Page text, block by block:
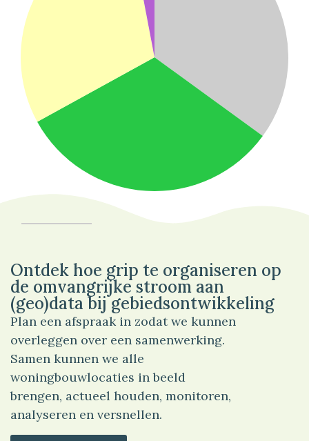
Ontdek hoe grip te organiseren op
de omvangrijke stroom aan
(geo)data bij gebiedsontwikkeling
Plan een afspraak in zodat we kunnen
overleggen over een samenwerking.
Samen kunnen we alle
woningbouwlocaties in beeld
brengen, actueel houden, monitoren,
analyseren en versnellen.